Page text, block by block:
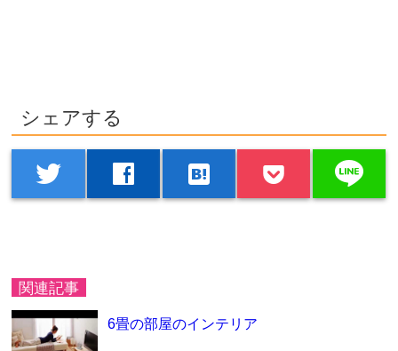
シェアする
twitter facebook hatenabookmark line
関連記事
6畳の部屋のインテリア